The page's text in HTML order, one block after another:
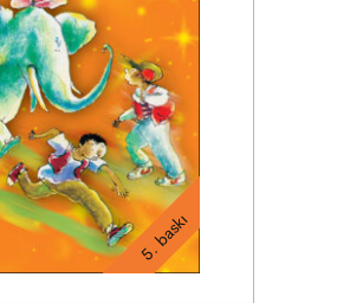
5. baskı